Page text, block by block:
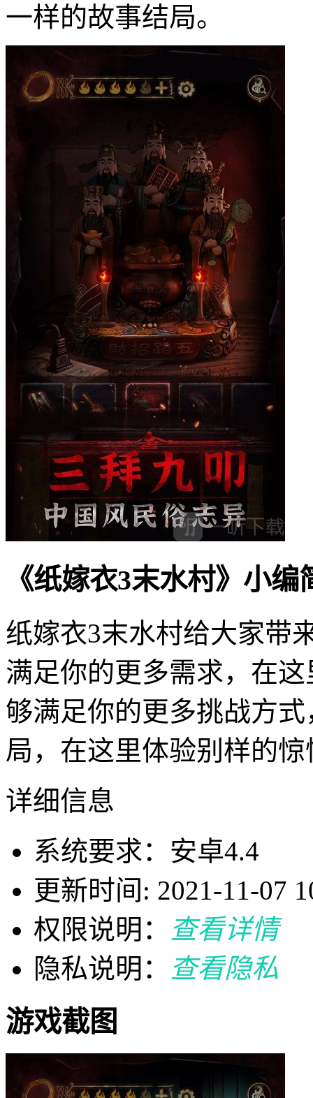
一样的故事结局。
《纸嫁衣3末水村》小编
纸嫁衣3末水村给大家带
满足你的更多需求，在
够满足你的更多挑战方
局，在这里体验别样的
详细信息
系统要求：安卓4.4
更新时间: 2021-11-07
权限说明：
查看详情
隐私说明：
查看隐私
游戏截图